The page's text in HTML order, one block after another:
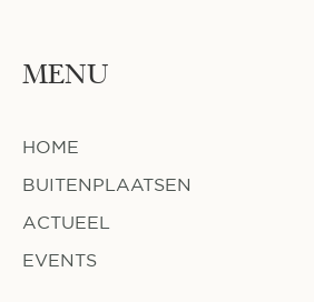
MENU
HOME
BUITENPLAATSEN
ACTUEEL
EVENTS